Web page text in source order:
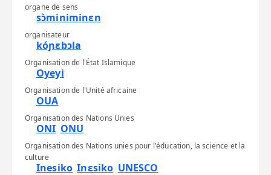
organe de sens
sɔ̀miniminɛn
organisateur
kóɲɛbɔla
Organisation de l'État Islamique
Oyeyi
Organisation de l'Unité africaine
OUA
Organisation des Nations Unies
ONI ONU
Organisation des Nations unies pour l'éducation, la science et la
culture
Inesiko Inɛsiko UNESCO